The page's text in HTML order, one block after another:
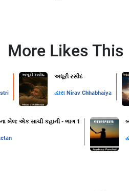
More Likes This
અધૂરી રસીદ
દ્વારા Nirav Chhabhaiya
ખેલ: એક સાચી કહાની - ભાગ 1